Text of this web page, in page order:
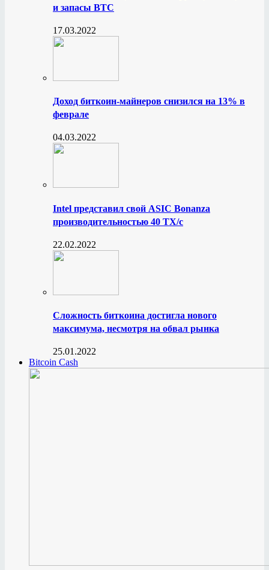
и запасы BTC
17.03.2022
Доход биткоин-майнеров снизился на 13% в
феврале
04.03.2022
Intel представил свой ASIC Bonanza
производительностью 40 ТХ/с
22.02.2022
Сложность биткоина достигла нового
максимума, несмотря на обвал рынка
25.01.2022
Bitcoin Cash